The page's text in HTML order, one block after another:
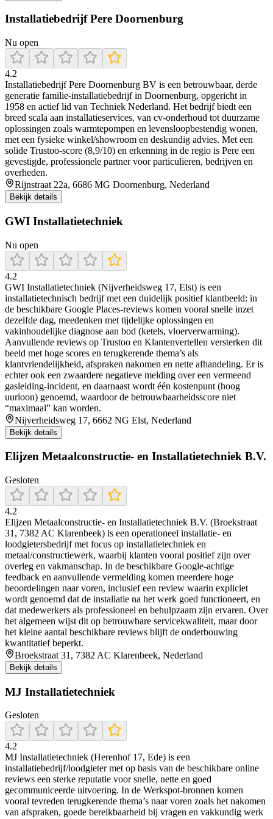
Installatiebedrijf Pere Doornenburg
Nu open
4.2
Installatiebedrijf Pere Doornenburg BV is een betrouwbaar, derde
generatie familie-installatiebedrijf in Doornenburg, opgericht in
1958 en actief lid van Techniek Nederland. Het bedrijf biedt een
breed scala aan installatieservices, van cv-onderhoud tot duurzame
oplossingen zoals warmtepompen en levensloopbestendig wonen,
met een fysieke winkel/showroom en deskundig advies. Met een
solide Trustoo-score (8,9/10) en erkenning in de regio is Pere een
gevestigde, professionele partner voor particulieren, bedrijven en
overheden.
Rijnstraat 22a, 6686 MG Doornenburg, Nederland
Bekijk details
GWI Installatietechniek
Nu open
4.2
GWI Installatietechniek (Nijverheidsweg 17, Elst) is een
installatietechnisch bedrijf met een duidelijk positief klantbeeld: in
de beschikbare Google Places-reviews komen vooral snelle inzet
dezelfde dag, meedenken met tijdelijke oplossingen en
vakinhoudelijke diagnose aan bod (ketels, vloerverwarming).
Aanvullende reviews op Trustoo en Klantenvertellen versterken dit
beeld met hoge scores en terugkerende thema’s als
klantvriendelijkheid, afspraken nakomen en nette afhandeling. Er is
echter ook een zwaardere negatieve melding over een vermeend
gasleiding-incident, en daarnaast wordt één kostenpunt (hoog
uurloon) genoemd, waardoor de betrouwbaarheidsscore niet
“maximaal” kan worden.
Nijverheidsweg 17, 6662 NG Elst, Nederland
Bekijk details
Elijzen Metaalconstructie- en Installatietechniek B.V.
Gesloten
4.2
Elijzen Metaalconstructie- en Installatietechniek B.V. (Broekstraat
31, 7382 AC Klarenbeek) is een operationeel installatie- en
loodgietersbedrijf met focus op installatietechniek en
metaal/constructiewerk, waarbij klanten vooral positief zijn over
overleg en vakmanschap. In de beschikbare Google-achtige
feedback en aanvullende vermelding komen meerdere hoge
beoordelingen naar voren, inclusief een review waarin expliciet
wordt genoemd dat de installatie na het werk goed functioneert, en
dat medewerkers als professioneel en behulpzaam zijn ervaren. Over
het algemeen wijst dit op betrouwbare servicekwaliteit, maar door
het kleine aantal beschikbare reviews blijft de onderbouwing
kwantitatief beperkt.
Broekstraat 31, 7382 AC Klarenbeek, Nederland
Bekijk details
MJ Installatietechniek
Gesloten
4.2
MJ Installatietechniek (Herenhof 17, Ede) is een
installatiebedrijf/loodgieter met op basis van de beschikbare online
reviews een sterke reputatie voor snelle, nette en goed
gecommuniceerde uitvoering. In de Werkspot-bronnen komen
vooral tevreden terugkerende thema’s naar voren zoals het nakomen
van afspraken, goede bereikbaarheid bij vragen en vakkundig werk